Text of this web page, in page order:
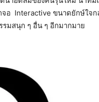
Interactive ขนาดยักษ์ใจก
มสนุก ๆ อื่น ๆ อีกมากมาย